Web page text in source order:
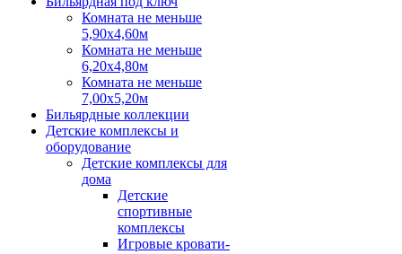
Комната не меньше
5,90х4,60м
Комната не меньше
6,20х4,80м
Комната не меньше
7,00х5,20м
Бильярдные коллекции
Детские комплексы и
оборудование
Детские комплексы для
дома
Детские
спортивные
комплексы
Игровые кровати-